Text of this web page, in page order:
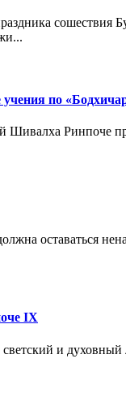
по
Шивалха Ринпоче
оставаться
IX
и